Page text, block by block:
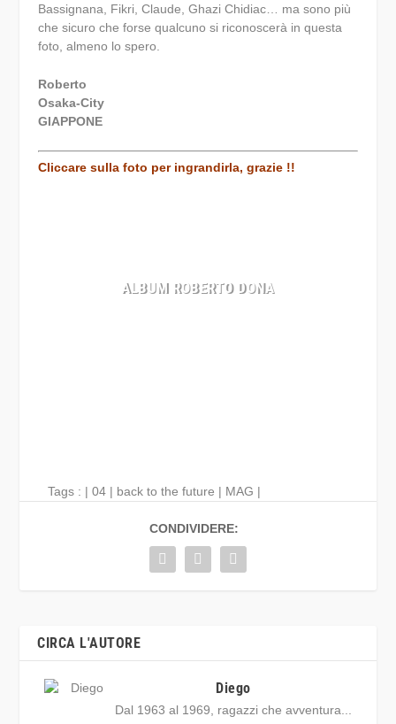
Bassignana, Fikri, Claude, Ghazi Chidiac… ma sono più
che sicuro che forse qualcuno si riconoscerà in questa
foto, almeno lo spero.
Roberto
Osaka-City
GIAPPONE
Cliccare sulla foto per ingrandirla, grazie !!
ALBUM ROBERTO DONA
Tags : |04 | back to the future | MAG |
CONDIVIDERE:
CIRCA L'AUTORE
Diego
Dal 1963 al 1969, ragazzi che avventura...